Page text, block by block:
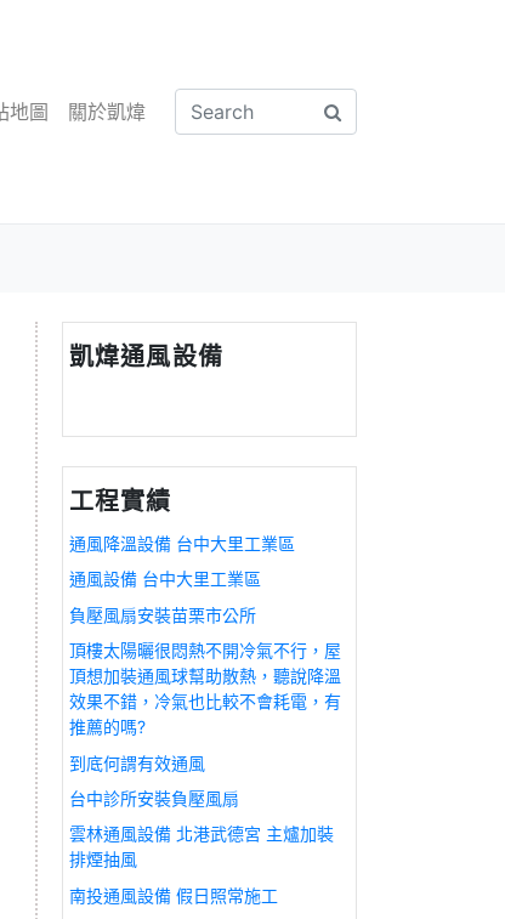
地圖 關於凱煒
凱煒通風設備
工程實績
通風降溫設備 台中大里工業區
通風設備 台中大里工業區
負壓風扇安裝苗栗市公所
頂樓太陽曬很悶熱不開冷氣不行，屋
頂想加裝通風球幫助散熱，聽說降溫
效果不錯，冷氣也比較不會耗電，有
推薦的嗎?
到底何謂有效通風
台中診所安裝負壓風扇
雲林通風設備 北港武德宮 主爐加裝
排煙抽風
南投通風設備 假日照常施工